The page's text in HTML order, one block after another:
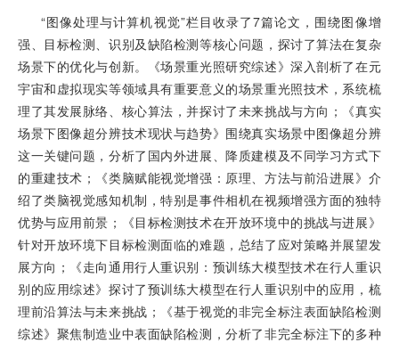
“图像处理与计算机视觉”栏目收录了7篇论文，围绕图像增
强、目标检测、识别及缺陷检测等核心问题，探讨了算法在复杂
场景下的优化与创新。《场景重光照研究综述》深入剖析了在元
宇宙和虚拟现实等领域具有重要意义的场景重光照技术，系统梳
理了其发展脉络、核心算法，并探讨了未来挑战与方向；《真实
场景下图像超分辨技术现状与趋势》围绕真实场景中图像超分辨
这一关键问题，分析了国内外进展、降质建模及不同学习方式下
的重建技术；《类脑赋能视觉增强：原理、方法与前沿进展》介
绍了类脑视觉感知机制，特别是事件相机在视频增强方面的独特
优势与应用前景；《目标检测技术在开放环境中的挑战与进展》
针对开放环境下目标检测面临的难题，总结了应对策略并展望发
展方向；《走向通用行人重识别：预训练大模型技术在行人重识
别的应用综述》探讨了预训练大模型在行人重识别中的应用，梳
理前沿算法与未来挑战；《基于视觉的非完全标注表面缺陷检测
综述》聚焦制造业中表面缺陷检测，分析了非完全标注下的多种